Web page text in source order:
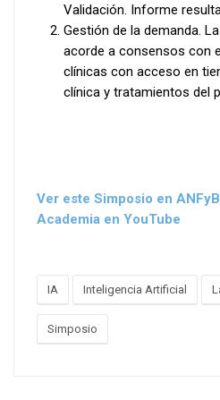
Validación. Informe
Gestión de la demanda.
acorde a consensos con
clínicas con acceso en
clínica y tratamientos del
Ver este Simposio en
Academia en YouTube
IA Inteligencia Artificial
Simposio